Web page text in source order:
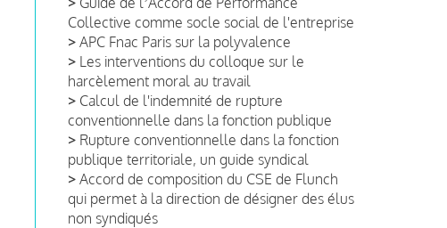
Collective comme socle social de l'entreprise
> APC Fnac Paris sur la polyvalence
> Les interventions du colloque sur le
harcèlement moral au travail
> Calcul de l'indemnité de rupture
conventionnelle dans la fonction publique
> Rupture conventionnelle dans la fonction
publique territoriale, un guide syndical
> Accord de composition du CSE de Flunch
qui permet à la direction de désigner des élus
non syndiqués